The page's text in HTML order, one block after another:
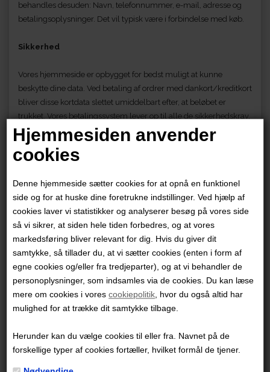
Hjemmesiden anvender
cookies
Denne hjemmeside sætter cookies for at opnå en funktionel
side og for at huske dine foretrukne indstillinger. Ved hjælp af
cookies laver vi statistikker og analyserer besøg på vores side
så vi sikrer, at siden hele tiden forbedres, og at vores
markedsføring bliver relevant for dig. Hvis du giver dit
samtykke, så tillader du, at vi sætter cookies (enten i form af
egne cookies og/eller fra tredjeparter), og at vi behandler de
personoplysninger, som indsamles via de cookies. Du kan læse
mere om cookies i vorescookiepolitik , hvor du også altid har
mulighed for at trække dit samtykke tilbage.
Herunder kan du vælge cookies til eller fra. Navnet på de
forskellige typer af cookies fortæller, hvilket formål de tjener.
behandles desuden: Navn, telefonnummer, e-mail, adresse og
betalingsoplysninger. Det vil typisk være i forbindelse med køb.
Sikkerhed
Vores hjemmeside er opbygget for bedst muligt at kunne
beskytte dine data. Ved betaling af ordrer med dankort/kreditkort
bliver disse kortdata slettet umiddelbart efter, at beløbet er
trukket. Vores betalingssystem lever op til alle de sikkerhedskrav,
der er stillet og er godkendt og certificeret af PBS. Al
kommunikation mellem vores betalingssystem og
kortindehaveren foregår via en krypteret SSL forbindelse. Dette
Ligeledes krypteres data, der sendes mellem vores
betalingssystem og PBS' betalingsserver.
Formål
Oplysningerne bruges til at identificere dig som bruger og vise
dig de annoncer, som vil have størst sandsynlighed for at være
relevante for dig, at registrere dine køb og betalinger, samt at
kunne levere de services, du har efterspurgt, som f.eks. at
fremsende et nyhedsbrev. Herudover anvender vi oplysningerne
til at optimere vores services og indhold.
Periode for opbevaring
Oplysningerne opbevares i det tidsrum, der er tilladt i henhold til
lovgivningen, og vi sletter dem, når de ikke længere er